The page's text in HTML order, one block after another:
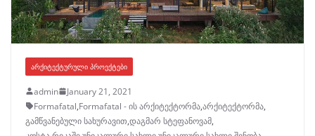
ᲐᲠᲥᲘᲢᲔᲥᲢᲣᲠᲣᲚᲘ ᲞᲠᲝᲔᲥᲢᲔᲑᲘ
admin
January 21, 2021
Formafatal,Formafatal - ის არქიტექტორმა,არქიტექტორმა,
გამწვანებული სახურავით,დაგმარ სტეფანოვამ,